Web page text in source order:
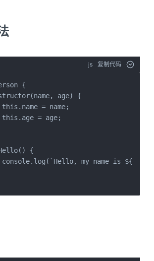
js 复制代码
{
age) {
= name;
= age;
{
console.log(`Hello, my name is